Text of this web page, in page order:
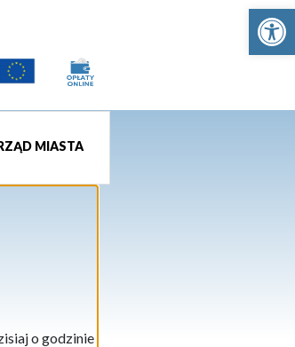
MIASTA
o godzinie